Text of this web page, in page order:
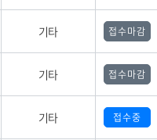
기타 접수마감
기타 접수마감
기타 접수중